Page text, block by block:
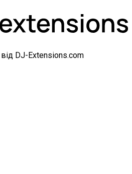
від DJ-Extensions.com